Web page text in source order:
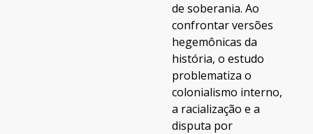
de soberania. Ao
confrontar versões
hegemônicas da
história, o estudo
problematiza o
colonialismo interno,
a racialização e a
disputa por